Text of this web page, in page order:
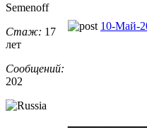
Semenoff
Стаж: 17
лет
Сообщений:
202
10-Май-